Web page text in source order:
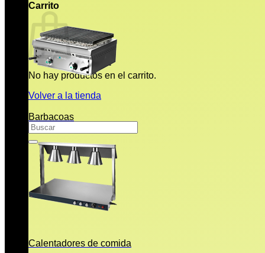
Carrito
No hay productos en el carrito.
Volver a la tienda
Buscar
por:
Barbacoas
Calentadores de comida